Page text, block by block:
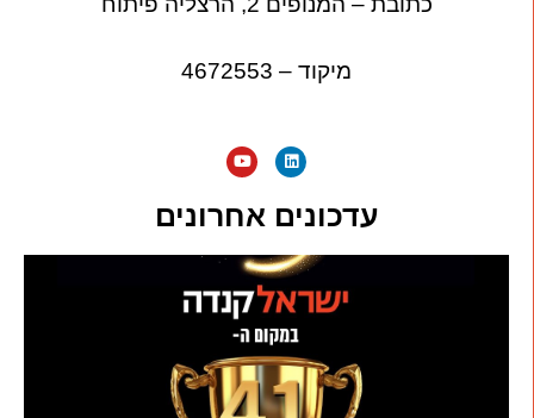
מיקוד – 4672553
עדכונים אחרונים